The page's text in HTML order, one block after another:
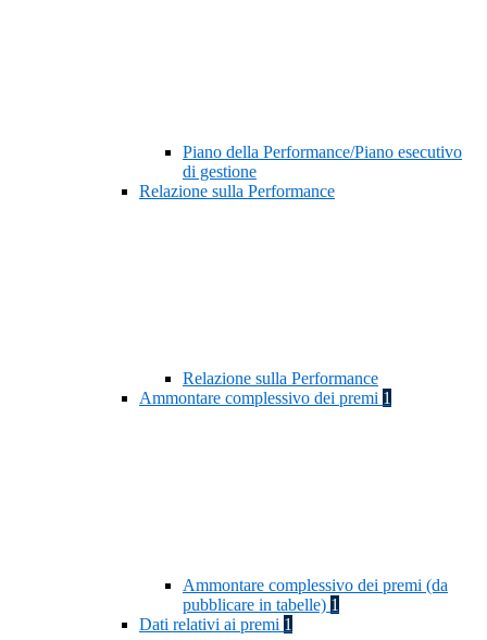
Piano della Performance/Piano esecutivo
di gestione
Relazione sulla Performance
Relazione sulla Performance
Ammontare complessivo dei premi 1
Ammontare complessivo dei premi (da
pubblicare in tabelle) 1
Dati relativi ai premi 1